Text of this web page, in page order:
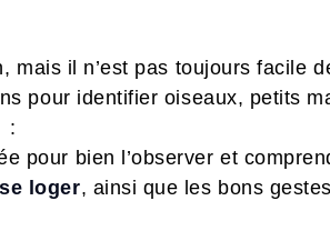
il n’est pas toujours facile
pour identifier oiseaux, petits
:
pour bien l’observer et
loger, ainsi que les bons